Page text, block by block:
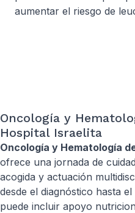
aumentar el riesgo de
Oncología y
Hospital Israelita
Oncología y Hematología
ofrece una jornada de
acogida y actuación
desde el diagnóstico hasta
puede incluir apoyo